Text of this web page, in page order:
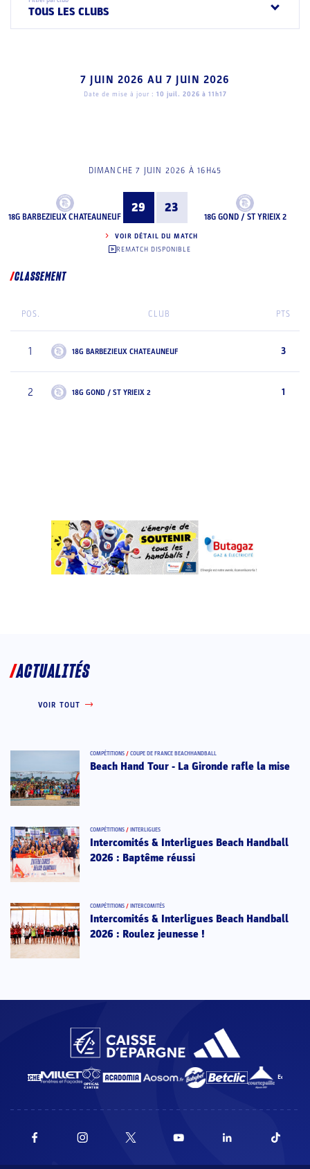
TOUS LES CLUBS
7 JUIN 2026 AU 7 JUIN 2026
Date de mise à jour : 10 juil. 2026 à 11h17
DIMANCHE 7 JUIN 2026 À 16H45
18G BARBEZIEUX CHATEAUNEUF
29 23
18G GOND / ST YRIEIX 2
VOIR DÉTAIL DU MATCH
REMATCH DISPONIBLE
CLASSEMENT
POS. CLUB PTS
1 18G BARBEZIEUX CHATEAUNEUF 3
2 18G GOND / ST YRIEIX 2 1
ACTUALITÉS
VOIR TOUT
COMPÉTITIONS / COUPE DE FRANCE BEACHHANDBALL
Beach Hand Tour - La Gironde rafle la mise
COMPÉTITIONS / INTERLIGUES
Intercomités & Interligues Beach Handball
2026 : Baptême réussi
COMPÉTITIONS / INTERCOMITÉS
Intercomités & Interligues Beach Handball
2026 : Roulez jeunesse !